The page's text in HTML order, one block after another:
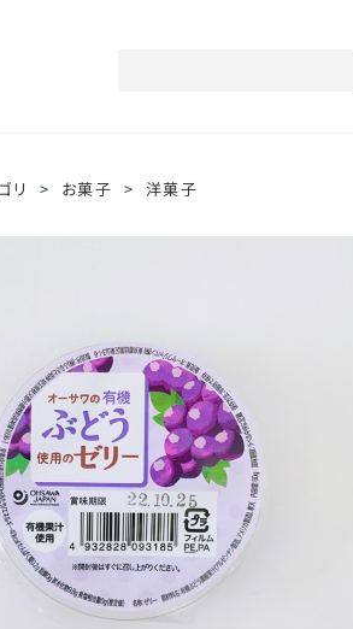
リ > お菓子 > 洋菓子